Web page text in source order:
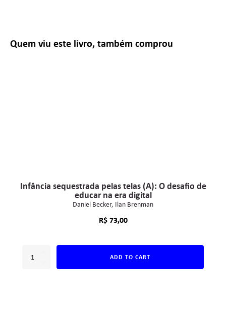
Quem viu este livro, também comprou
Infância sequestrada pelas telas (A): O desafio de
educar na era digital
Daniel Becker Ilan Brenman
R$73,00
ADD TO CART